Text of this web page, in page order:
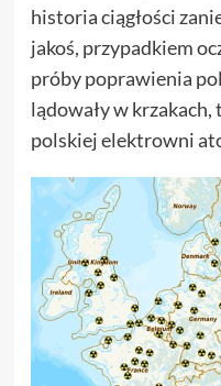
historia ciągłości
jakoś, przypadkiem
próby poprawienia
lądowały w
polskiej elektrowni